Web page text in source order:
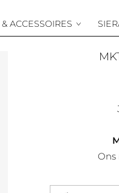
ACCESSOIRES
Ons